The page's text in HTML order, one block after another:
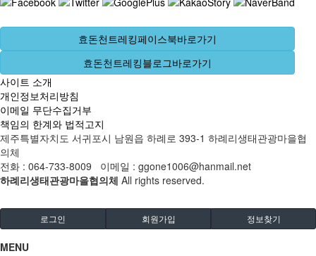
효돈천트레킹페이스북바로가기
효돈천트레킹블로그바로가기
사이트 소개
개인정보처리방침
이메일 무단수집거부
책임의 한계와 법적고지
제주특별자치도 서귀포시 남원읍 하례로 393-1 하례리생태관광마을협
의체
전화 : 064-733-8009 이메일 : ggone1006@hanmail.net
하례리생태관광마을협의체 All rights reserved.
로그인 회원가입 정보찾기
MENU